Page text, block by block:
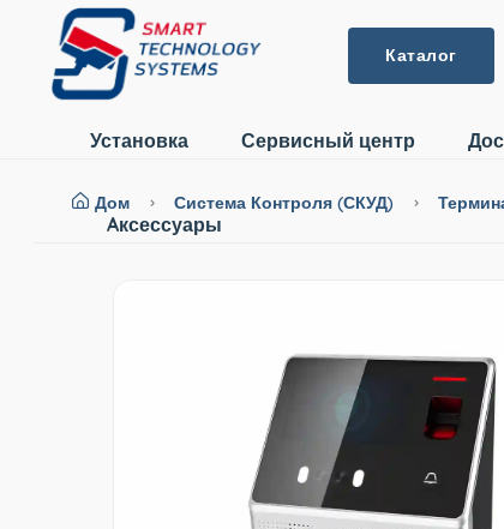
Каталог
Установка Сервисный центр
Aксессуары
Дом Система Контроля (СКУД)